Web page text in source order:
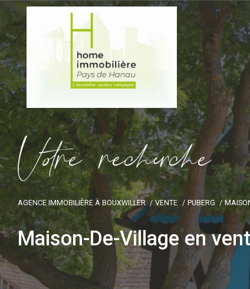
Vore recece
AGENCE IMMOBILIÈRE À BOUXWILLER VENTE PUBERG
Maison-De-Village en